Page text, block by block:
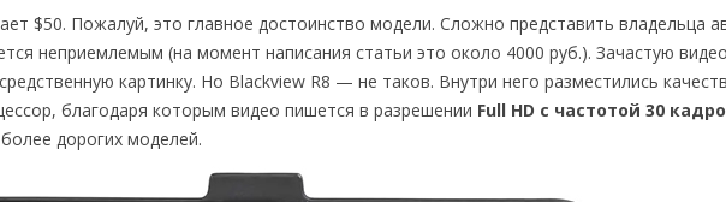
$50. Пожалуй, это главное достоинство модели. Сложно представить владельца
неприемлемым (на момент написания статьи это около 4000 руб.). Зачастую
картинку. Но Blackview R8 — не таков. Внутри него разместились
благодаря которым видео пишется в разрешении Full HD с частотой 30
дорогих моделей.